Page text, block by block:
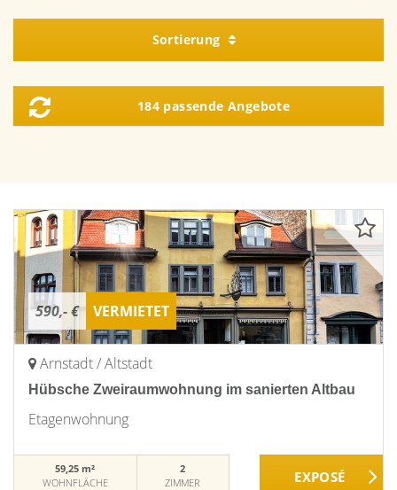
Sortierung
184 passende Angebote
590,- € VERMIETET
Arnstadt / Altstadt
Hübsche Zweiraumwohnung im sanierten Altbau
Etagenwohnung
59,25 m²
WOHNFLÄCHE
2
ZIMMER